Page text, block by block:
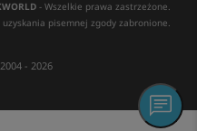
- Wszelkie prawa zastrzeżone.
pisemnej zgody zabronione.
- 2026